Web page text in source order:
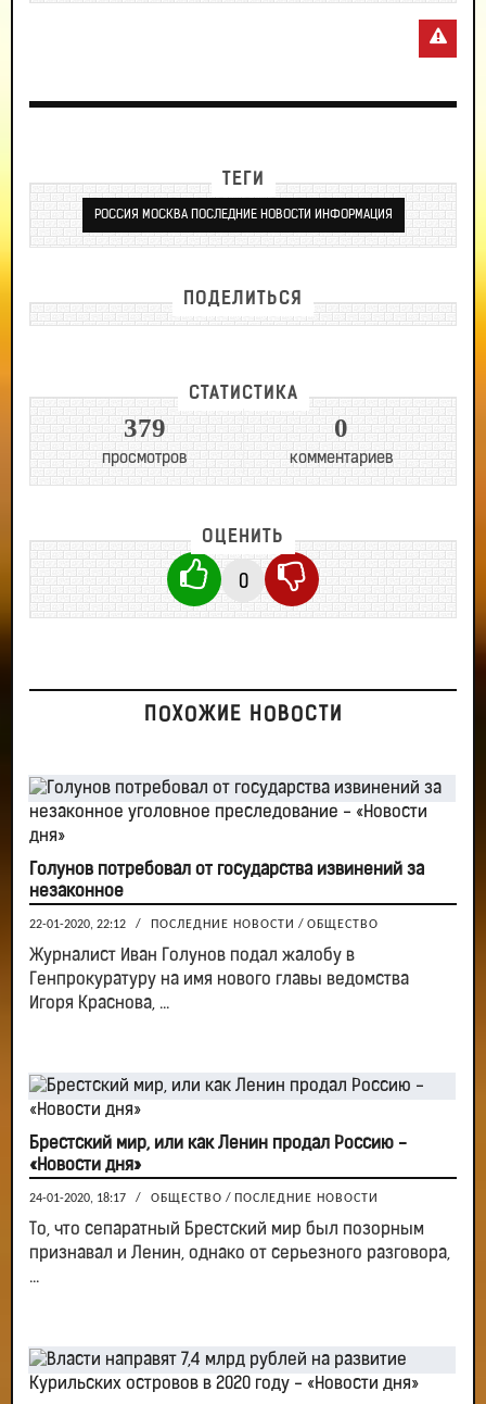
ТЕГИ
РОССИЯ МОСКВА ПОСЛЕДНИЕ НОВОСТИ ИНФОРМАЦИЯ
ПОДЕЛИТЬСЯ
СТАТИСТИКА
379
просмотров
0
комментариев
ОЦЕНИТЬ
0
ПОХОЖИЕ НОВОСТИ
Голунов потребовал от государства извинений за
незаконное
22-01-2020, 22:12 / ПОСЛЕДНИЕ НОВОСТИ / ОБЩЕСТВО
Журналист Иван Голунов подал жалобу в
Генпрокуратуру на имя нового главы ведомства
Игоря Краснова, ...
Брестский мир, или как Ленин продал Россию -
«Новости дня»
24-01-2020, 18:17 / ОБЩЕСТВО / ПОСЛЕДНИЕ НОВОСТИ
То, что сепаратный Брестский мир был позорным
признавал и Ленин, однако от серьезного разговора,
...